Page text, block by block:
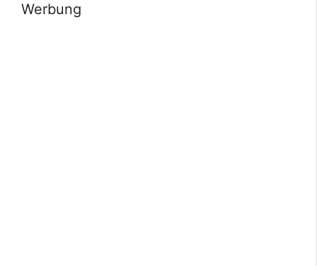
Werbung